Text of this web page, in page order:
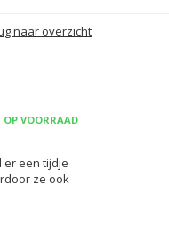
naar overzicht
OP VOORRAAD
er een tijdje
ze ook